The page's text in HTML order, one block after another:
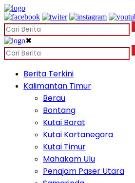
✖
Berita Terkini
Kalimantan Timur
Berau
Bontang
Kutai Barat
Kutai Kartanegara
Kutai Timur
Mahakam Ulu
Penajam Paser Utara